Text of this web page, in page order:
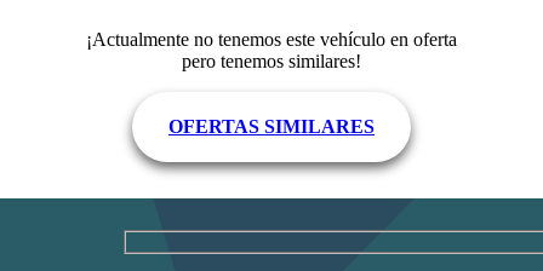
¡Actualmente no tenemos este vehículo en oferta
pero tenemos similares!
OFERTAS SIMILARES